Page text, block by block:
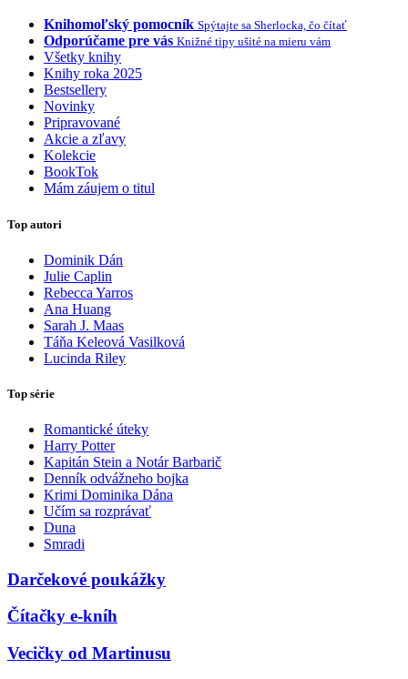
Knihomoľský pomocník Spýtajte sa Sherlocka, čo čítať
Odporúčame pre vás Knižné tipy ušité na mieru vám
Všetky knihy
Knihy roka 2025
Bestsellery
Novinky
Pripravované
Akcie a zľavy
Kolekcie
BookTok
Mám záujem o titul
Top autori
Dominik Dán
Julie Caplin
Rebecca Yarros
Ana Huang
Sarah J. Maas
Táňa Keleová Vasilková
Lucinda Riley
Top série
Romantické úteky
Harry Potter
Kapitán Stein a Notár Barbarič
Denník odvážneho bojka
Krimi Dominika Dána
Učím sa rozprávať
Duna
Smradi
Darčekové poukážky
Čítačky e-kníh
Vecičky od Martinusu